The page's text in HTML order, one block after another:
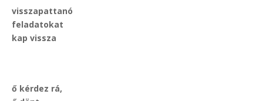
visszapattanó
feladatokat
kap vissza
ő kérdez rá,